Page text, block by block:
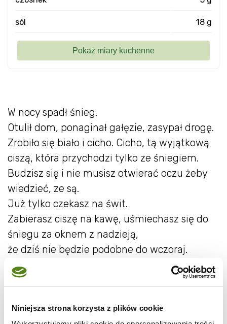
Niniejsza strona korzysta z plików cookie
W nocy spadł śnieg.
Otulił dom, ponaginał gałęzie, zasypał drogę.
Zrobiło się biało i cicho. Cicho, tą wyjątkową
ciszą, która przychodzi tylko ze śniegiem.
Budzisz się i nie musisz otwierać oczu żeby
wiedzieć, ze są.
Już tylko czekasz na świt.
Zabierasz ciszę na kawę, uśmiechasz się do
śniegu za oknem z nadzieją,
że dziś nie będzie podobne do wczoraj.
sól 18 g